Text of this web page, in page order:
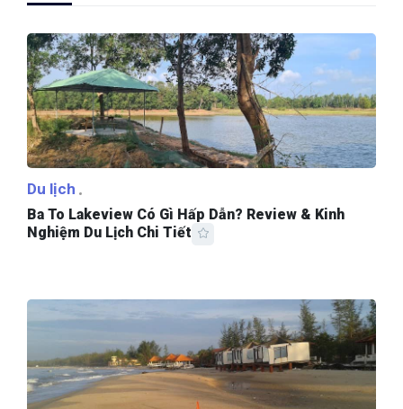
Du lịch
Ba To Lakeview Có Gì Hấp Dẫn? Review & Kinh
Nghiệm Du Lịch Chi Tiết